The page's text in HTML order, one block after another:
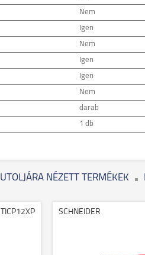
Nem
Igen
Nem
Igen
Igen
Nem
darab
1 db
UTOLJÁRA NÉZETT TERMÉKEK
TICP12XP SCHNEIDER